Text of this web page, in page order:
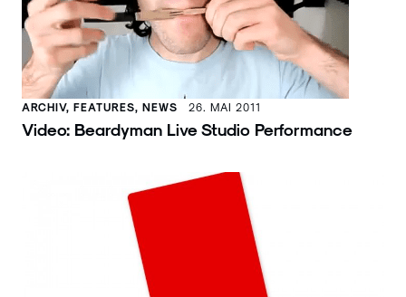
ARCHIV, FEATURES, NEWS 26. MAI 2011
Video: Beardyman Live Studio Performance